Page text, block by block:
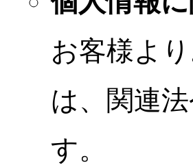
お客様よ
は、関連
す。